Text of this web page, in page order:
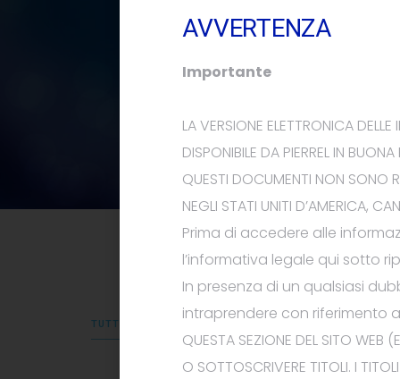
TUTTI AUMENTO DI CAPITALE 2023 COMUNICATI E
AVVERTENZA
Importante
LA VERSIONE ELETTRONICA
DISPONIBILE DA PIERREL IN BUONA
QUESTI DOCUMENTI NON SONO
NEGLI STATI UNITI D’AMERICA,
Prima di accedere alle
l’informativa legale qui sotto
In presenza di un qualsiasi
intraprendere con riferimento
QUESTA SEZIONE DEL SITO WEB
O SOTTOSCRIVERE TITOLI. I